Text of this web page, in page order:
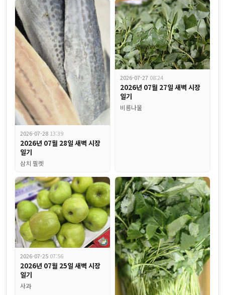
식자재 전쟁에서 살아남는 법! 부산 식당 사장님들의 비밀병기 "비
비엠식자재 주간식단표, 금요일에 왜 꼭 짜장면이 나올까요?...
2026-07-28 13:39
2026년 07월 28일 새벽 시장
일기
삼치 필렛
2026-07-27 08:24
2026년 07월 27일 새벽 시장
일기
비름나물
2026-07-25 07:56
2026년 07월 25일 새벽 시장
일기
사과